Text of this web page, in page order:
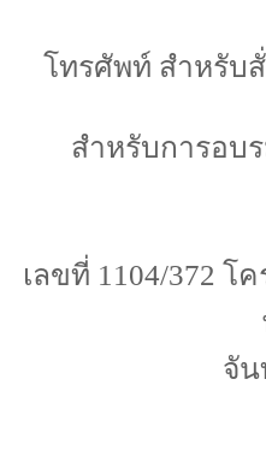
โทรศัพท์ สำหรับสั่
สำหรับการอบร
เลขที่ 1104/372 โ
จัน